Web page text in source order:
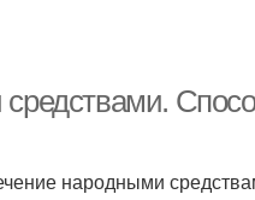
народными